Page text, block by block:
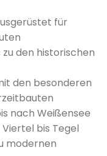
für
den historischen
den besonderen
nach Weißensee
bis Tegel
modernen